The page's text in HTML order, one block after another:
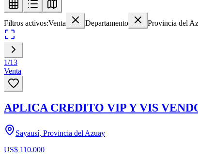
Filtros activos:Venta Departamento Provincia del
1/13
Venta
APLICA CREDITO VIP Y VIS
Sayausí, Provincia del Azuay
US$ 110.000